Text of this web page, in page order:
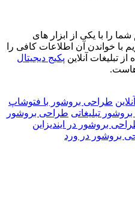
را با یکی از ابزار های
با خواندن آن اطلاعات کافی را
تبلیغات آنلاین پکیج دیجیتال
هاست.
طراحی بروشور با فتوشاپ
تبلیغاتی طراحی بروشور
بروشور در ایندیزاین
بروشور در ورد